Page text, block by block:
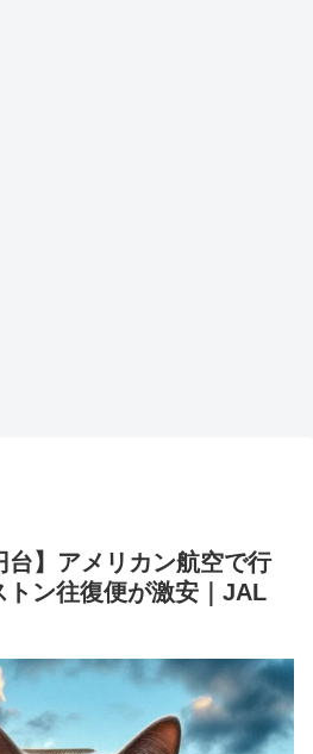
台】アメリカン航空で行
ン往復便が激安｜JAL